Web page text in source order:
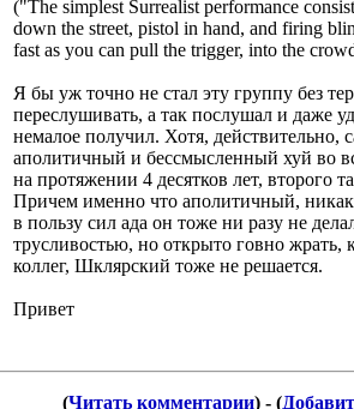
("The simplest Surrealist performance
down the street, pistol in hand, and firing
fast as you can pull the trigger, into the
Я бы уж точно не стал эту группу без
переслушивать, а так послушал и даже
немалое получил. Хотя, действительно,
аполитичный и бессмысленный хуй во
на протяжении 4 десятков лет, второго
Причем именно что аполитичный,
в пользу сил ада он тоже ни разу не
трусливостью, но открыто говно жрать,
коллег, Шклярский тоже не решается.
Привет
(Читать комментарии) - (